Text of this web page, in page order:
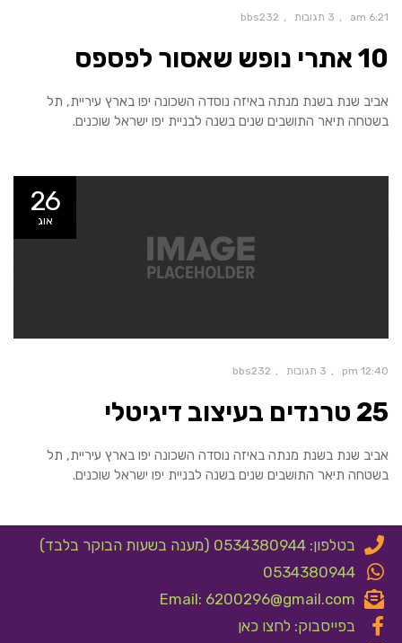
6:21 am 3 תגובות bbs232
10 אתרי נופש שאסור לפספס
אביב שנת בשנת מנתה באיזה נוסדה השכונה יפו בארץ עיריית, תל
בשטחה תיאר התושבים שנים בשנה לבניית יפו ישראל שוכנים.
26
אוג
12:40 pm 3 תגובות bbs232
25 טרנדים בעיצוב דיגיטלי
אביב שנת בשנת מנתה באיזה נוסדה השכונה יפו בארץ עיריית, תל
בשטחה תיאר התושבים שנים בשנה לבניית יפו ישראל שוכנים.
בטלפון: 0534380944 (מענה בשעות הבוקר בלבד)
0534380944
Email: 6200296@gmail.com
בפייסבוק: לחצו כאן